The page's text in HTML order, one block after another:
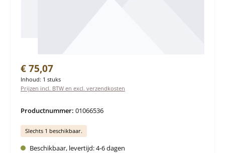
Normale prijs:
€ 75,07
Inhoud: 1 stuks
Prijzen incl. BTW en excl. verzendkosten
Productnummer: 01066536
Slechts 1 beschikbaar.
Beschikbaar, levertijd: 4-6 dagen